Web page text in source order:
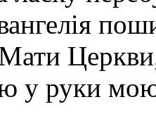
у руки